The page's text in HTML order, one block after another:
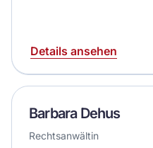
Details ansehen
Barbara Dehus
Rechtsanwältin